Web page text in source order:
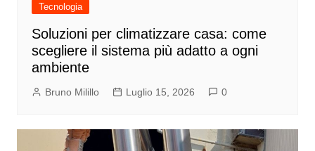
Tecnologia
Soluzioni per climatizzare casa: come
scegliere il sistema più adatto a ogni
ambiente
Bruno Milillo Luglio 15, 2026 0